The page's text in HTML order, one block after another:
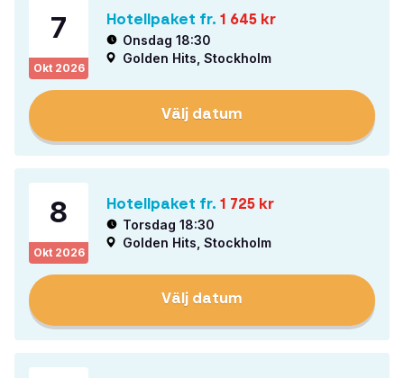
7
Okt 2026
Hotellpaket fr. 1 645 kr
Onsdag 18:30
Golden Hits, Stockholm
Välj datum
8
Okt 2026
Hotellpaket fr. 1 725 kr
Torsdag 18:30
Golden Hits, Stockholm
Välj datum